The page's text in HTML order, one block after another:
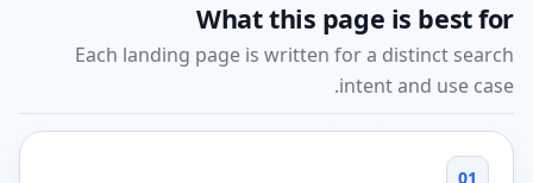
What this page is best for
Each landing page is written for a distinct search
intent and use case.
01